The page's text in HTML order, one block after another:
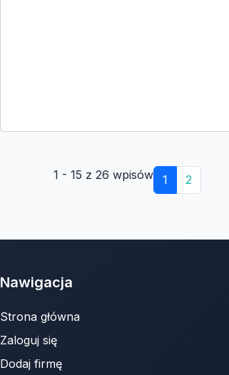
1 - 15 z 26 wpisów 1 2
Nawigacja
Strona główna
Zaloguj się
Dodaj firmę